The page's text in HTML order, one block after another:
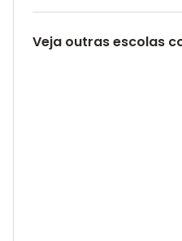
Veja outras escolas